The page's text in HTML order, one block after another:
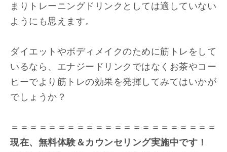
まりトレーニングドリンクとしては適していない
ようにも思えます。
ダイエットやボディメイクのために筋トレをして
いるなら、エナジードリンクではなくお茶やコー
ヒーでより筋トレの効果を発揮してみてはいかが
でしょうか？
＝＝＝＝＝＝＝＝＝＝＝＝＝＝＝＝＝＝＝＝＝＝
現在、無料体験＆カウンセリング実施中です！